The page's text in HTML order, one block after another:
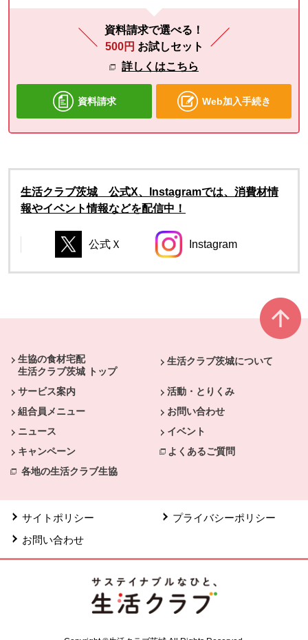
資料請求で選べる！
500円 お試しセット
詳しくはこちら
資料請求 Web加入手続き
生活クラブ茨城 公式X、Instagramでは、消費材情
報やイベント情報などを配信中！
別のウィンドウで開きます。
公式Ｘ
別のウィンドウで開きます。
別のウィンドウで開きます。
Instagram
別のウィンドウで開
生協の食材宅配
生活クラブ茨城 トップ
生活クラブ茨城について
サービス案内
活動・とりくみ
組合員メニュー
お問い合わせ
ニュース
イベント
キャンペーン
よくあるご質問
各地の生活クラブ生協
サイトポリシー
プライバシーポリシー
お問い合わせ